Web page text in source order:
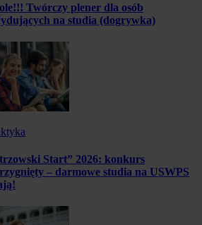
Twórczy plener dla osób
na studia (dogrywka)
Start” 2026: konkurs
– darmowe studia na USWPS